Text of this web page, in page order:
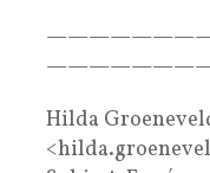
Hilda